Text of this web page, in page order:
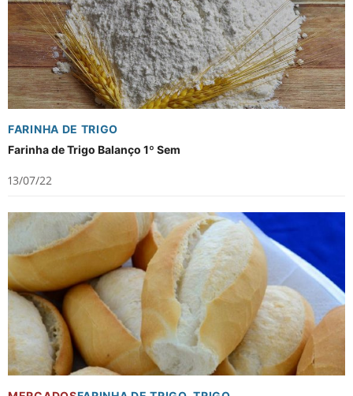
FARINHA DE TRIGO
Farinha de Trigo Balanço 1º Sem
13/07/22